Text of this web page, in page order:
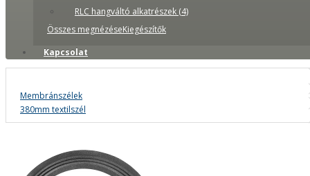
RLC hangváltó alkatrészek (4)
Összes megnézéseKiegészítők
Kapcsolat
Membránszélek
380mm textilszél